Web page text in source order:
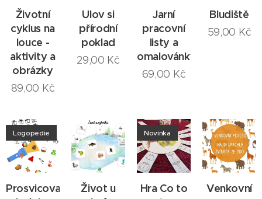
Životní
cyklus na
louce -
aktivity a
obrázky
89,00 Kč
Ulov si
přírodní
poklad
29,00 Kč
Jarní
pracovní
listy a
omalovánky
69,00 Kč
Bludiště
59,00 Kč
Prosvicovací
Logopedie
Život u
Hra Co to
Novinka
Venkovní